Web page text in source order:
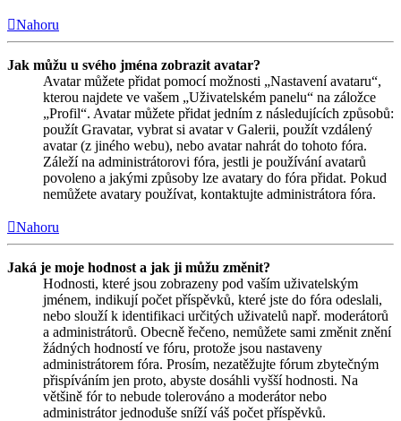
Nahoru
Jak můžu u svého jména zobrazit avatar?
Avatar můžete přidat pomocí možnosti „Nastavení avataru“,
kterou najdete ve vašem „Uživatelském panelu“ na záložce
„Profil“. Avatar můžete přidat jedním z následujících způsobů:
použít Gravatar, vybrat si avatar v Galerii, použít vzdálený
avatar (z jiného webu), nebo avatar nahrát do tohoto fóra.
Záleží na administrátorovi fóra, jestli je používání avatarů
povoleno a jakými způsoby lze avatary do fóra přidat. Pokud
nemůžete avatary používat, kontaktujte administrátora fóra.
Nahoru
Jaká je moje hodnost a jak ji můžu změnit?
Hodnosti, které jsou zobrazeny pod vaším uživatelským
jménem, indikují počet příspěvků, které jste do fóra odeslali,
nebo slouží k identifikaci určitých uživatelů např. moderátorů
a administrátorů. Obecně řečeno, nemůžete sami změnit znění
žádných hodností ve fóru, protože jsou nastaveny
administrátorem fóra. Prosím, nezatěžujte fórum zbytečným
přispíváním jen proto, abyste dosáhli vyšší hodnosti. Na
většině fór to nebude tolerováno a moderátor nebo
administrátor jednoduše sníží váš počet příspěvků.